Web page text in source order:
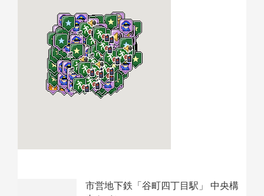
市営地下鉄「谷町四丁目駅」 中央構